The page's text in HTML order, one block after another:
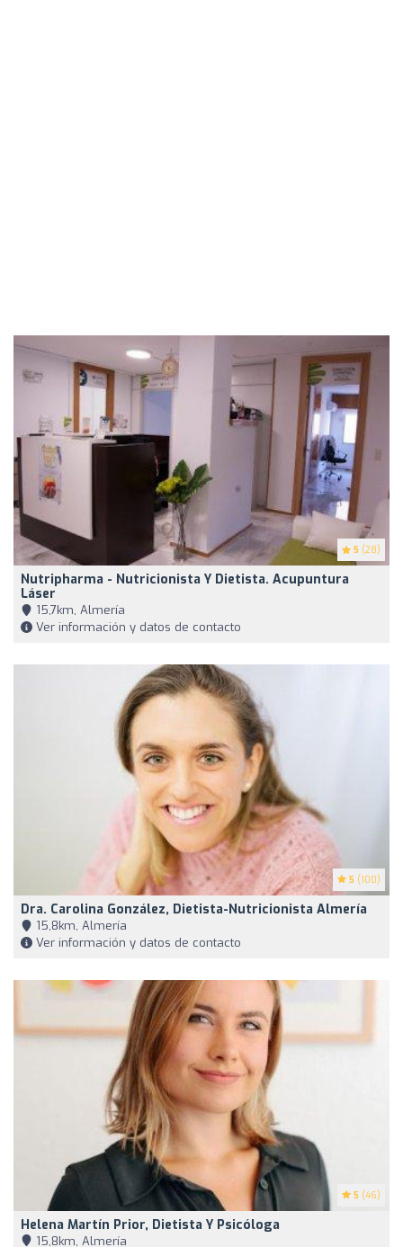
5 (28)
Nutripharma - Nutricionista Y Dietista. Acupuntura
Láser
15,7km, Almería
Ver información y datos de contacto
5 (100)
Dra. Carolina González, Dietista-Nutricionista Almería
15,8km, Almería
Ver información y datos de contacto
5 (46)
Helena Martín Prior, Dietista Y Psicóloga
15,8km, Almería